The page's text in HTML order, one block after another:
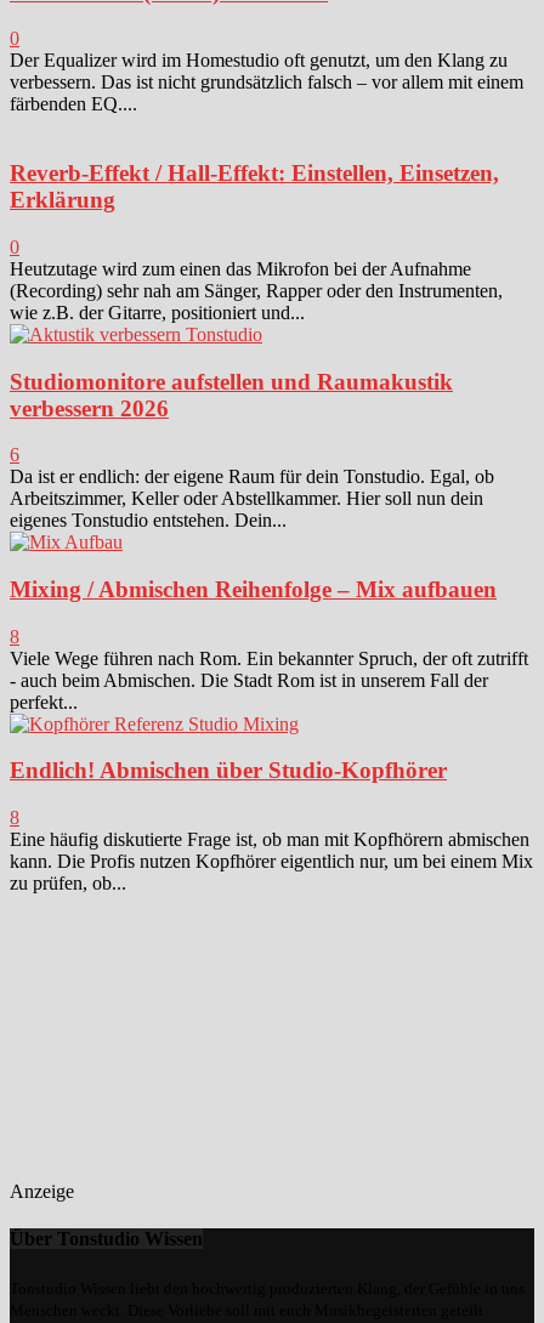
0
Der Equalizer wird im Homestudio oft genutzt, um den Klang zu
verbessern. Das ist nicht grundsätzlich falsch – vor allem mit einem
färbenden EQ....
Reverb-Effekt / Hall-Effekt: Einstellen, Einsetzen,
Erklärung
0
Heutzutage wird zum einen das Mikrofon bei der Aufnahme
(Recording) sehr nah am Sänger, Rapper oder den Instrumenten,
wie z.B. der Gitarre, positioniert und...
Studiomonitore aufstellen und Raumakustik
verbessern 2026
6
Da ist er endlich: der eigene Raum für dein Tonstudio. Egal, ob
Arbeitszimmer, Keller oder Abstellkammer. Hier soll nun dein
eigenes Tonstudio entstehen. Dein...
Mixing / Abmischen Reihenfolge – Mix aufbauen
8
Viele Wege führen nach Rom. Ein bekannter Spruch, der oft zutrifft
- auch beim Abmischen. Die Stadt Rom ist in unserem Fall der
perfekt...
Endlich! Abmischen über Studio-Kopfhörer
8
Eine häufig diskutierte Frage ist, ob man mit Kopfhörern abmischen
kann. Die Profis nutzen Kopfhörer eigentlich nur, um bei einem Mix
zu prüfen, ob...
Anzeige
Über Tonstudio Wissen